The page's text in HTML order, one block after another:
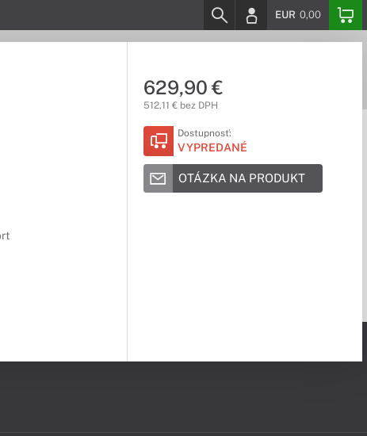
EUR 0,00
629,90 €
512,11 € bez DPH
Dostupnosť:
VYPREDANÉ
OTÁZKA NA PRODUKT